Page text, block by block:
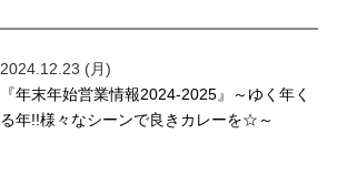
2024.12.23 (月)
『年末年始営業情報2024-2025』～ゆく年く
る年!!様々なシーンで良きカレーを☆～